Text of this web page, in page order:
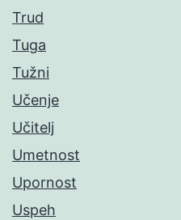
Trud
Tuga
Tužni
Učenje
Učitelj
Umetnost
Upornost
Uspeh